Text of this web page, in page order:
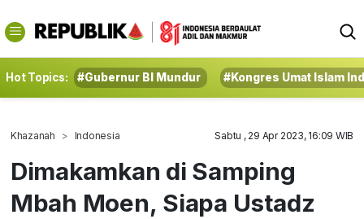
Hot Topics: #Gubernur BI Mundur #Kongres Umat Islam
Khazanah Indonesia Sabtu , 29 Apr 2023, 16:09 WIB
Dimakamkan di Samping
Mbah Moen, Siapa Ustadz